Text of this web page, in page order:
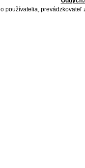
používatelia,